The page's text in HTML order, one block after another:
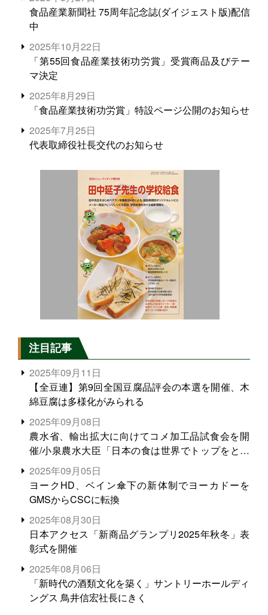
食品産業新聞社 75周年記念誌(ダイジェスト版)配信
中
2025年10月22日
「第55回食品産業技術功労賞」受賞商品及びテー
マ決定
2025年8月29日
「食品産業技術功労賞」特設ページ公開のお知らせ
2025年7月25日
代表取締役社長交代のお知らせ
注目記事
2025年09月11日
【全豆連】第9回全国豆腐品評会の本選を開催、木
綿豆腐は多様化がみられる
2025年09月08日
農水省、輸出拡大に向けてコメ加工品試食会を開
催/小泉農水大臣「日本の食は世界でトップをとれ
る。米増産に向けて、米輸出需要の拡大を」
2025年09月05日
ヨークHD、ベイン傘下の新体制でヨーカドーを
GMSからCSCに転換
2025年08月30日
日本アクセス「新商品グランプリ2025年秋冬」表
彰式を開催
2025年08月06日
「新時代の酒類文化を築く」サントリーホールディ
ングス 鳥井信宏社長にきく